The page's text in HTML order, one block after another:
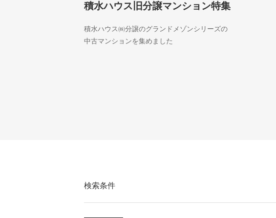
積水ハウス旧分譲マンション特集
積水ハウス㈱分譲のグランドメゾンシリーズの
中古マンションを集めました
検索条件